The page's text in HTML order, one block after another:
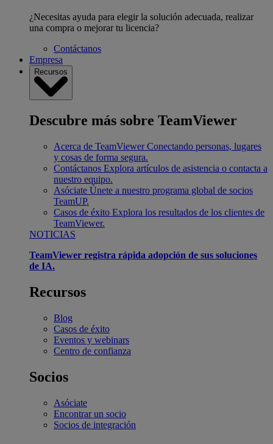
¿Necesitas ayuda para elegir la solución adecuada, realizar
una compra o mejorar tu licencia?
Contáctanos
Empresa
Recursos
Descubre más sobre TeamViewer
Acerca de TeamViewer Conectando personas, lugares
y cosas de forma segura.
Contáctanos Explora artículos de asistencia o contacta a
nuestro equipo.
Asóciate Únete a nuestro programa global de socios
TeamUP.
Casos de éxito Explora los resultados de los clientes de
TeamViewer.
NOTICIAS
TeamViewer registra rápida adopción de sus soluciones
de IA.
Recursos
Blog
Casos de éxito
Eventos y webinars
Centro de confianza
Socios
Asóciate
Encontrar un socio
Socios de integración